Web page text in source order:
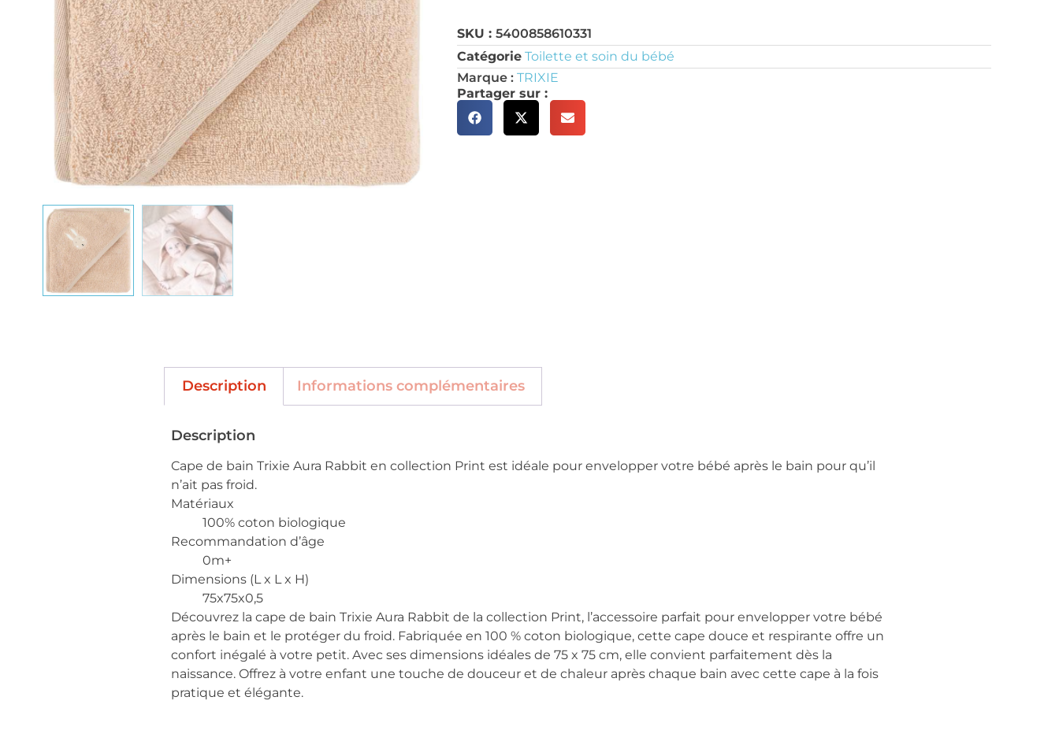
SKU :5400858610331
Catégorie Toilette et soin du bébé
Marque :TRIXIE
Partager sur :
Description Informations complémentaires
Description
Cape de bain Trixie Aura Rabbit en collection Print est idéale pour envelopper votre bébé après le bain pour qu’il
n’ait pas froid.
Matériaux
100% coton biologique
Recommandation d’âge
0m+
Dimensions (L x L x H)
75x75x0,5
Découvrez la cape de bain Trixie Aura Rabbit de la collection Print, l’accessoire parfait pour envelopper votre bébé
après le bain et le protéger du froid. Fabriquée en 100 % coton biologique, cette cape douce et respirante offre un
confort inégalé à votre petit. Avec ses dimensions idéales de 75 x 75 cm, elle convient parfaitement dès la
naissance. Offrez à votre enfant une touche de douceur et de chaleur après chaque bain avec cette cape à la fois
pratique et élégante.